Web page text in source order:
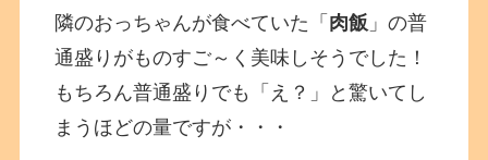
隣のおっちゃんが食べていた「 肉飯 」の普
通盛りがものすご～く美味しそうでした！
もちろん普通盛りでも「え？」と驚いてし
まうほどの量ですが・・・